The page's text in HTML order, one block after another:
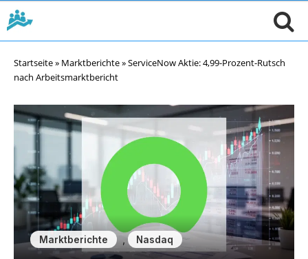
Startseite» Marktberichte»ServiceNow Aktie: 4,99-Prozent-Rutsch
nach Arbeitsmarktbericht
Marktberichte , Nasdaq